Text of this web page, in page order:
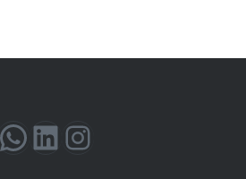
WhatsApp
LinkedIn
Instagram